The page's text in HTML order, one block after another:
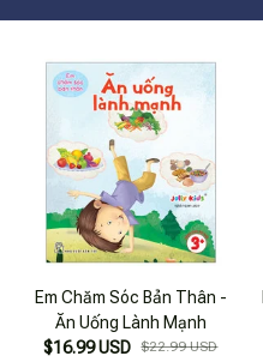
Em Chăm Sóc Bản Thân -
Ăn Uống Lành Mạnh
$16.99 USD
$22.99 USD